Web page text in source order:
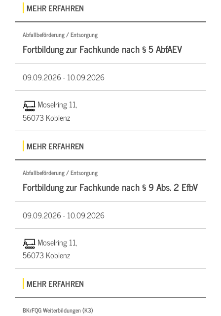
MEHR ERFAHREN
Abfallbeförderung / Entsorgung
Fortbildung zur Fachkunde nach § 5 AbfAEV
09.09.2026 -10.09.2026
Moselring 11,
56073 Koblenz
MEHR ERFAHREN
Abfallbeförderung / Entsorgung
Fortbildung zur Fachkunde nach § 9 Abs. 2 EfbV
09.09.2026 -10.09.2026
Moselring 11,
56073 Koblenz
MEHR ERFAHREN
BKrFQG Weiterbildungen (K3)